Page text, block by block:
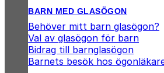
BARN MED GLASÖGON
Behöver mitt barn glasögon?
Val av glasögon för barn
Bidrag till barnglasögon
Barnets besök hos